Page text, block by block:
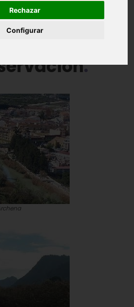
Rechazar
Configurar
Vegetación